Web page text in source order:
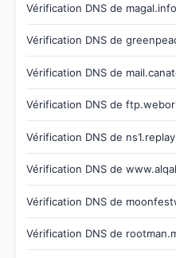
Vérification DNS de magal.info
Vérification DNS de
Vérification DNS de
Vérification DNS de
Vérification DNS de
Vérification DNS de
Vérification DNS de
Vérification DNS de